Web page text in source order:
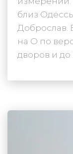
близ
Доброслав.
на О по
дворов и до